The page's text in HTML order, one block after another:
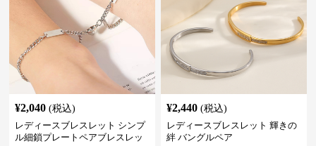
¥2,040 (税込)
レディースブレスレット シンプ
ル細鎖プレートペアブレスレッ
¥2,440 (税込)
レディースブレスレット 輝きの
絆 バングルペア